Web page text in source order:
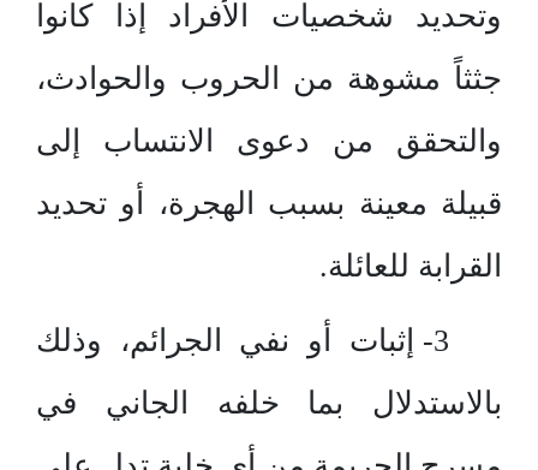
وتحديد شخصيات الأفراد إذا كانوا
جثثاً مشوهة من الحروب والحوادث،
والتحقق من دعوى الانتساب إلى
قبيلة معينة بسبب الهجرة، أو تحديد
القرابة للعائلة.
3- إثبات أو نفي الجرائم، وذلك
بالاستدلال بما خلفه الجاني في